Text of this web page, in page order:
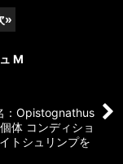
»
M
：Opistognathus
体 コンディショ
トシュリンプを